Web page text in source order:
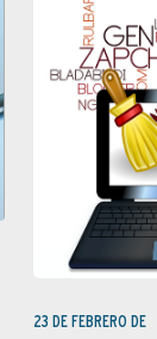
23 DE FEBRERO DE